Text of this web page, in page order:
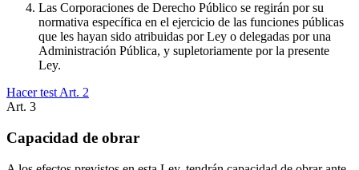
Las Corporaciones de Derecho Público se regirán por su
normativa específica en el ejercicio de las funciones públicas
que les hayan sido atribuidas por Ley o delegadas por una
Administración Pública, y supletoriamente por la presente
Ley.
Hacer test Art. 2
Art. 3
Capacidad de obrar